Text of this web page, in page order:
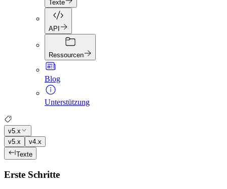
Texte
API
Ressourcen
Blog
Unterstützung
v5.x
v5.x
v4.x
Texte
Erste Schritte